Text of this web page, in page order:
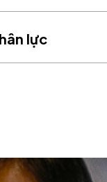
lực